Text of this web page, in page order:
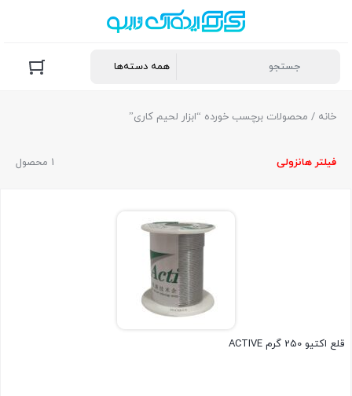
خانه / محصولات برچسب خورده “ابزار لحیم کاری”
1 محصول فیلتر هانزولی
قلع اکتیو 250 گرم ACTIVE